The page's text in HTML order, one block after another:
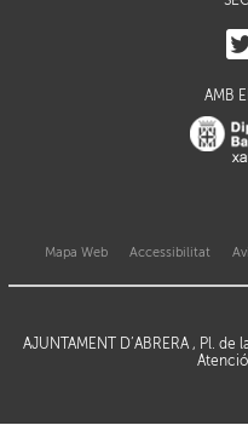
AMB
Mapa Web Accessibilitat
AJUNTAMENT D’ABRERA , Pl. de